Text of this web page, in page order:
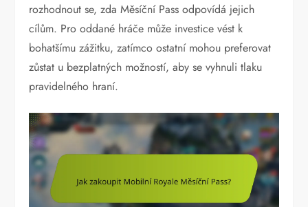
rozhodnout se, zda Měsíční Pass odpovídá jejich
cílům. Pro oddané hráče může investice vést k
bohatšímu zážitku, zatímco ostatní mohou preferovat
zůstat u bezplatných možností, aby se vyhnuli tlaku
pravidelného hraní.